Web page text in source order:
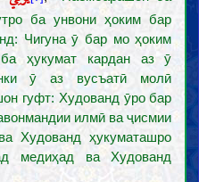
ба унвони ҳоким бар
Чигуна ӯ бар мо ҳоким
ҳукумат кардан аз ӯ
ӯ аз вусъатӣ молӣ
гуфт: Худованд ӯро бар
илмӣ ва ҷисмии
Худованд ҳукуматашро
медиҳад ва Худованд